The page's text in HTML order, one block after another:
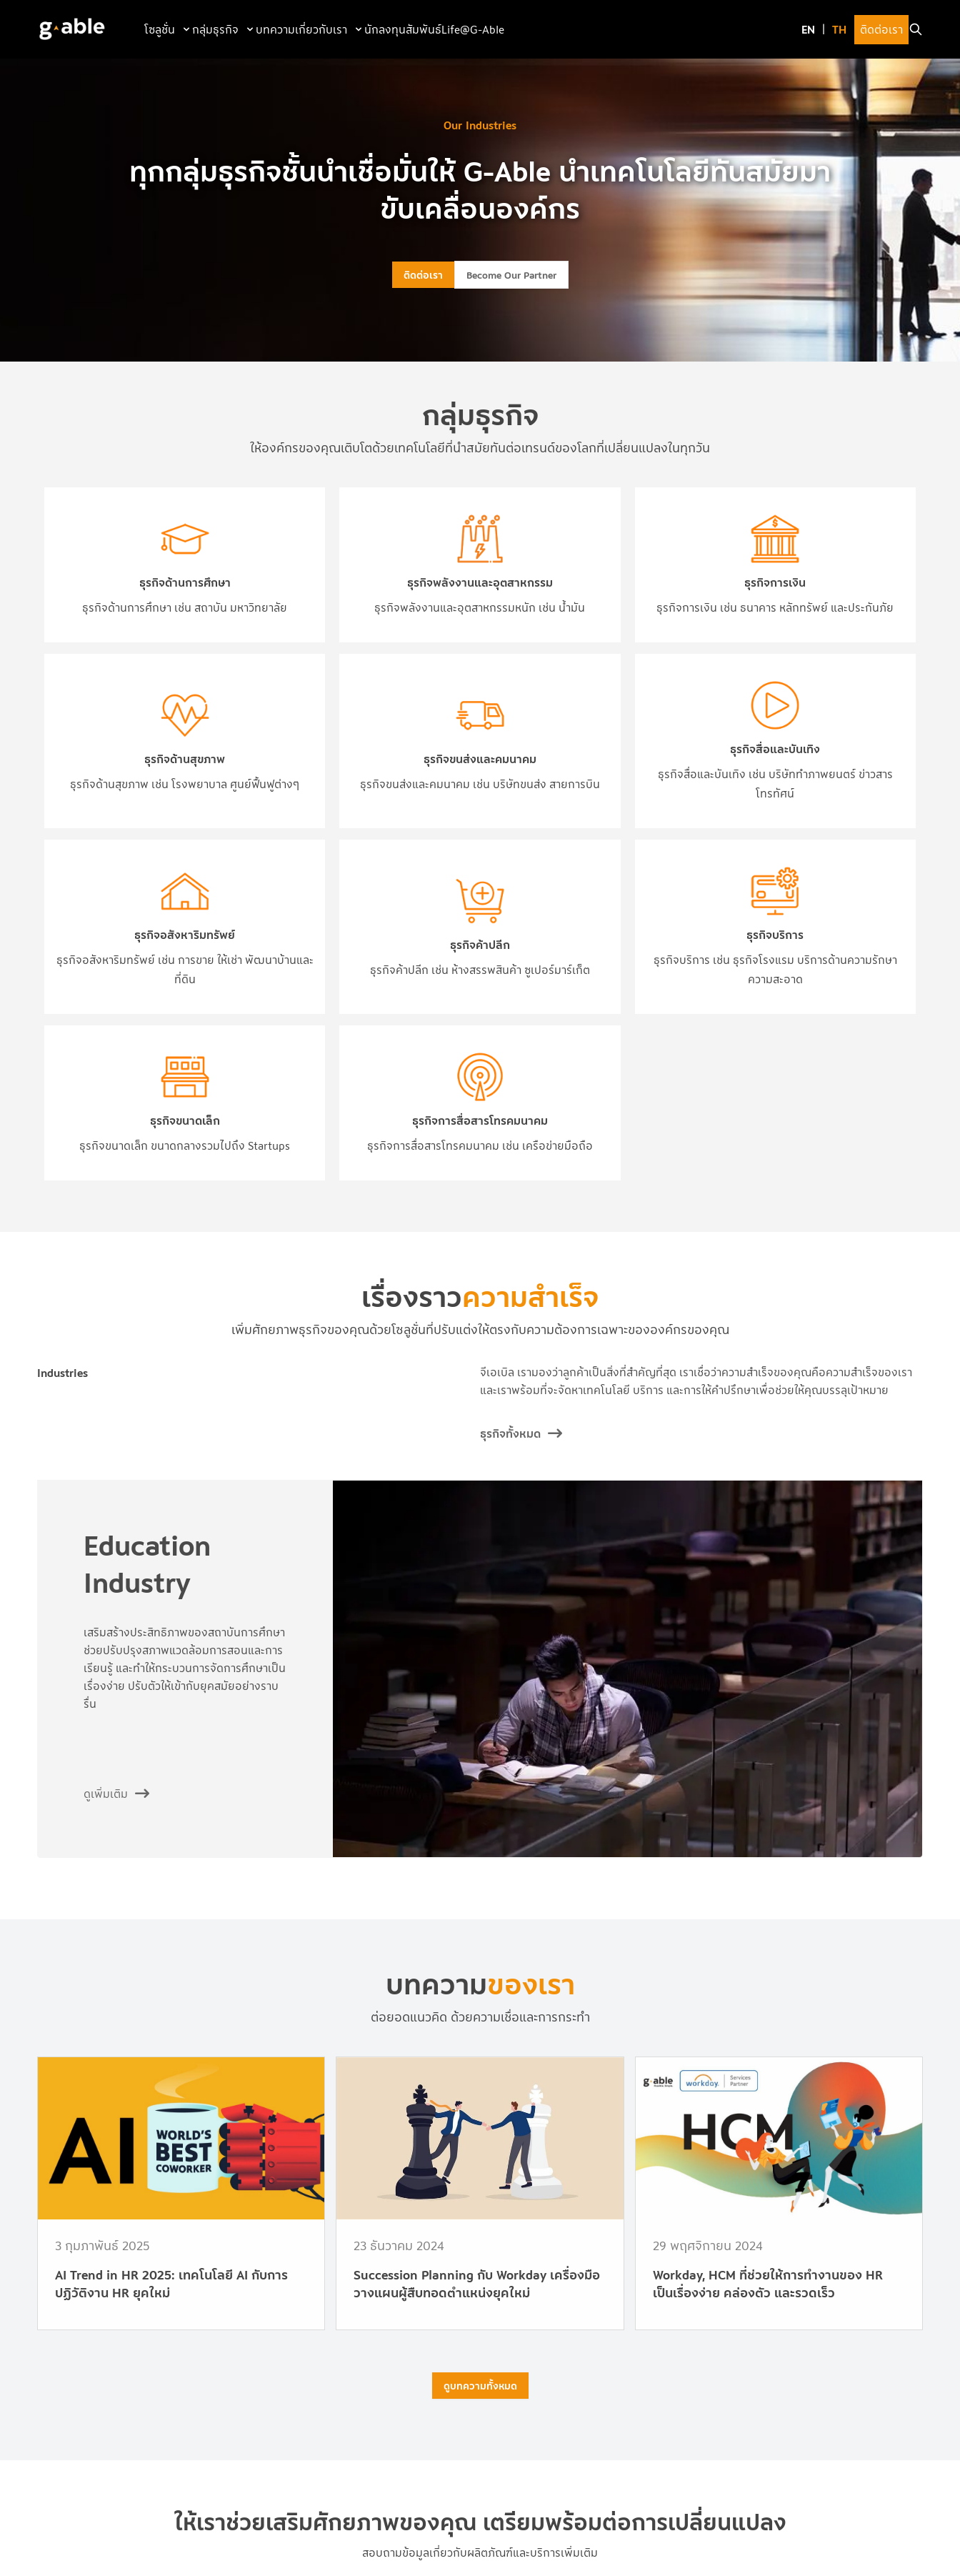
โซลูชั่น กลุ่มธุรกิจ บทความเกี่ยวกับเรา นักลงทุนสัมพันธ์Life@G-Able ติดต่อเรา
Our Industries
ทุกกลุ่มธุรกิจชั้นนำเชื่อมั่นให้ G-Able นำเทคโนโลยีทันสมัยมา
ขับเคลื่อนองค์กร
ติดต่อเรา Become Our Partner
กลุ่มธุรกิจ
ให้องค์กรของคุณเติบโตด้วยเทคโนโลยีที่นำสมัยทันต่อเทรนด์ของโลกที่เปลี่ยนแปลงในทุกวัน
ธุรกิจด้านการศึกษา
ธุรกิจด้านการศึกษา เช่น สถาบัน มหาวิทยาลัย
ธุรกิจพลังงานและอุตสาหกรรม
ธุรกิจพลังงานและอุตสาหกรรมหนัก เช่น น้ำมัน
ธุรกิจการเงิน
ธุรกิจการเงิน เช่น ธนาคาร หลักทรัพย์ และประกันภัย
ธุรกิจด้านสุขภาพ
ธุรกิจด้านสุขภาพ เช่น โรงพยาบาล ศูนย์ฟื้นฟูต่างๆ
ธุรกิจขนส่งและคมนาคม
ธุรกิจขนส่งและคมนาคม เช่น บริษัทขนส่ง สายการบิน
ธุรกิจสื่อและบันเทิง
ธุรกิจสื่อและบันเทิง เช่น บริษัททำภาพยนตร์ ข่าวสาร
โทรทัศน์
ธุรกิจอสังหาริมทรัพย์
ธุรกิจอสังหาริมทรัพย์ เช่น การขาย ให้เช่า พัฒนาบ้านและ
ที่ดิน
ธุรกิจค้าปลีก
ธุรกิจค้าปลีก เช่น ห้างสรรพสินค้า ซูเปอร์มาร์เก็ต
ธุรกิจบริการ
ธุรกิจบริการ เช่น ธุรกิจโรงแรม บริการด้านความรักษา
ความสะอาด
ธุรกิจขนาดเล็ก
ธุรกิจขนาดเล็ก ขนาดกลางรวมไปถึง Startups
ธุรกิจการสื่อสารโทรคมนาคม
ธุรกิจการสื่อสารโทรคมนาคม เช่น เครือข่ายมือถือ
เรื่องราวความสำเร็จ
เพิ่มศักยภาพธุรกิจของคุณด้วยโซลูชั่นที่ปรับแต่งให้ตรงกับความต้องการเฉพาะขององค์กรของคุณ
Industries
จีเอเบิล เรามองว่าลูกค้าเป็นสิ่งที่สำคัญที่สุด เราเชื่อว่าความสำเร็จของคุณคือความสำเร็จของเรา
และเราพร้อมที่จะจัดหาเทคโนโลยี บริการ และการให้คำปรึกษาเพื่อช่วยให้คุณบรรลุเป้าหมาย
ธุรกิจทั้งหมด
Education
Industry
เสริมสร้างประสิทธิภาพของสถาบันการศึกษา
ช่วยปรับปรุงสภาพแวดล้อมการสอนและการ
เรียนรู้ และทำให้กระบวนการจัดการศึกษาเป็น
เรื่องง่าย ปรับตัวให้เข้ากับยุคสมัยอย่างราบ
รื่น
ดูเพิ่มเติม
บทความของเรา
ต่อยอดแนวคิด ด้วยความเชื่อและการกระทำ
3 กุมภาพันธ์ 2025
AI Trend in HR 2025: เทคโนโลยี AI กับการ
ปฏิวัติงาน HR ยุคใหม่
23 ธันวาคม 2024
Succession Planning กับ Workday เครื่องมือ
วางแผนผู้สืบทอดตำแหน่งยุคใหม่
29 พฤศจิกายน 2024
Workday, HCM ที่ช่วยให้การทำงานของ HR
เป็นเรื่องง่าย คล่องตัว และรวดเร็ว
ดูบทความทั้งหมด
ให้เราช่วยเสริมศักยภาพของคุณ เตรียมพร้อมต่อการเปลี่ยนแปลง
สอบถามข้อมูลเกี่ยวกับผลิตภัณฑ์และบริการเพิ่มเติม